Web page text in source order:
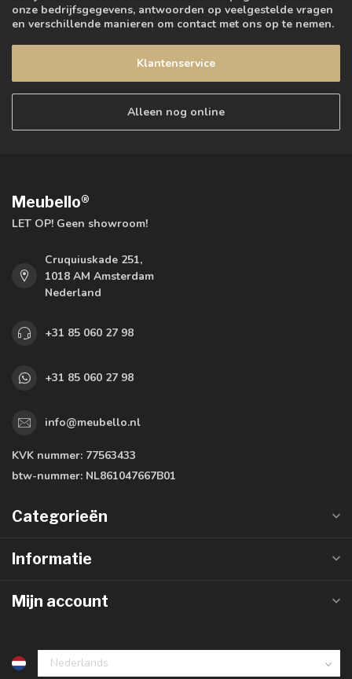
onze bedrijfsgegevens, antwoorden op veelgestelde vragen
en verschillende manieren om contact met ons op te nemen.
Klantenservice
Alleen nog online
Meubello®
LET OP! Geen showroom!
Cruquiuskade 251,
1018 AM Amsterdam
Nederland
+31 85 060 27 98
+31 85 060 27 98
info@meubello.nl
KVK nummer: 77563433
btw-nummer: NL861047667B01
Categorieën
Informatie
Mijn account